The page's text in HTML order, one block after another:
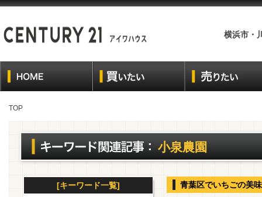
横浜市・
TOP
小泉農園
[キーワード一覧] 青葉区でいちごの美